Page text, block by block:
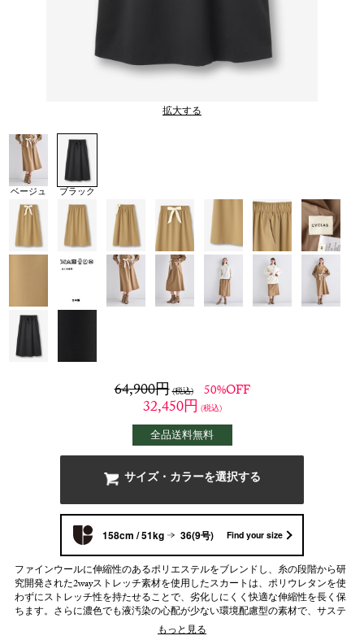
拡大する
ベージュ ブラック
64,900円(税込) 50%OFF
32,450円 (税込)
全品送料無料
サイズ・カラーを選択する
158cm / 51kg 36(9号) Find your size
ファインウールに伸縮性のあるポリエステルをブレンドし、糸の段階から研
究開発された2wayストレッチ素材を使用したスカートは、ポリウレタンを使
わずにストレッチ性を持たせることで、劣化しにくく快適な伸縮性を長く保
ちます。さらに濃色でも液汚染の心配が少ない環境配慮型の素材で、サステ
ナブルな視点からも魅力的な一本です。
もっと見る